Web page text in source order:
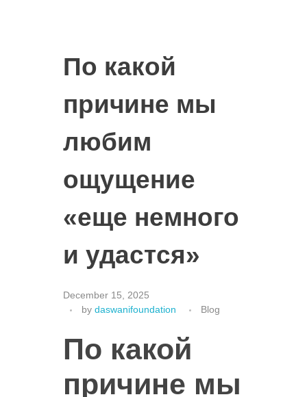
По какой
причине мы
любим
ощущение
«еще немного
и удастся»
December 15, 2025
by daswanifoundation Blog
По какой
причине мы